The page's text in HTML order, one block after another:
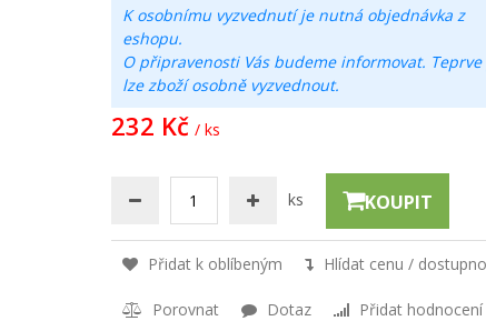
K osobnímu vyzvednutí je nutná objednávka z
eshopu.
O připravenosti Vás budeme informovat. Teprve
lze zboží osobně vyzvednout.
232 Kč / ks
ks KOUPIT
Přidat k oblíbeným Hlídat cenu /
Porovnat Dotaz Přidat hodnocení